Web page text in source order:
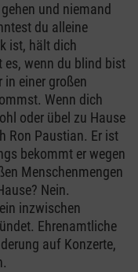
und niemand
du alleine
ist, hält dich
wenn du blind bist
einer großen
Wenn dich
oder übel zu Hause
Ron Paustian. Er ist
bekommt er wegen
Menschenmengen
Nein.
inzwischen
Ehrenamtliche
auf Konzerte,